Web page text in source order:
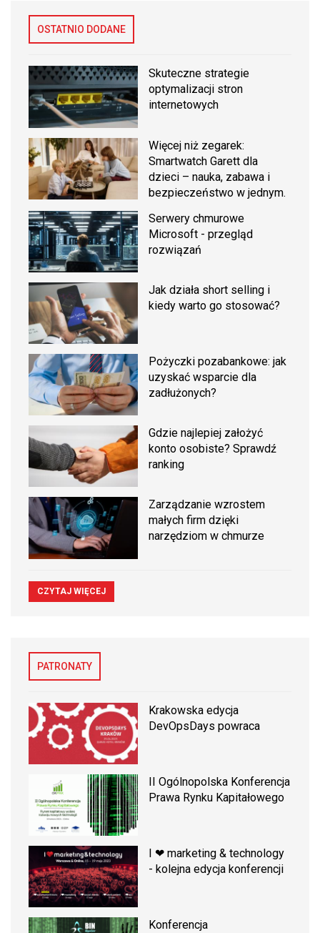
OSTATNIO DODANE
Skuteczne strategie
optymalizacji stron
internetowych
Więcej niż zegarek:
Smartwatch Garett dla
dzieci – nauka, zabawa i
bezpieczeństwo w jednym.
Serwery chmurowe
Microsoft - przegląd
rozwiązań
Jak działa short selling i
kiedy warto go stosować?
Pożyczki pozabankowe: jak
uzyskać wsparcie dla
zadłużonych?
Gdzie najlepiej założyć
konto osobiste? Sprawdź
ranking
Zarządzanie wzrostem
małych firm dzięki
narzędziom w chmurze
CZYTAJ WIĘCEJ
PATRONATY
Krakowska edycja
DevOpsDays powraca
II Ogólnopolska Konferencja
Prawa Rynku Kapitałowego
I ❤ marketing & technology
- kolejna edycja konferencji
Konferencja